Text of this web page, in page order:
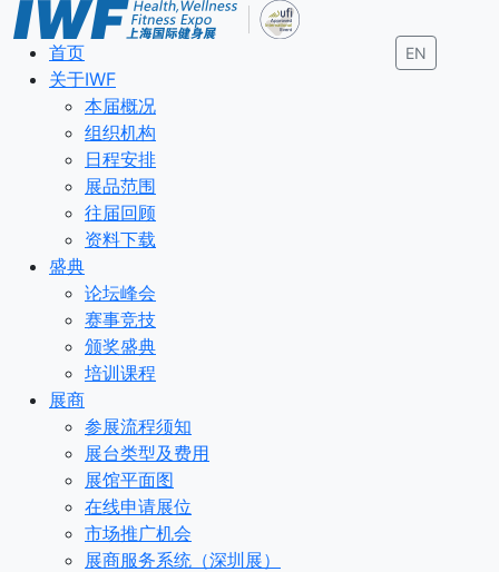
EN
首页
关于IWF
本届概况
组织机构
日程安排
展品范围
往届回顾
资料下载
盛典
论坛峰会
赛事竞技
颁奖盛典
培训课程
展商
参展流程须知
展台类型及费用
展馆平面图
在线申请展位
市场推广机会
展商服务系统（深圳展）